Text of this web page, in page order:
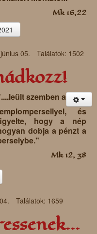
Mk 16,22
05. Találatok: 1502
szemben a
és
hogy a nép
dobja a pénzt a
Mk 12, 38
Találatok: 1659